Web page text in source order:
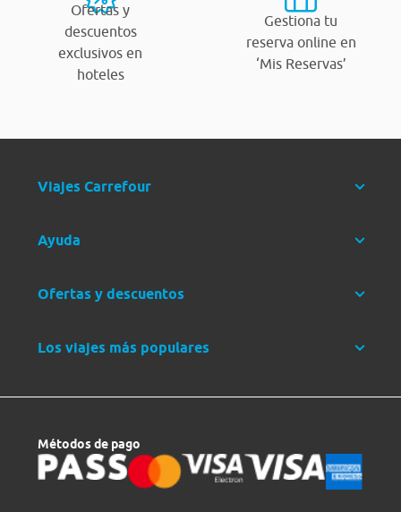
Ofertas y
descuentos
exclusivos en
hoteles
Gestiona tu
reserva online en
‘Mis Reservas’
Viajes Carrefour
Ayuda
Ofertas y descuentos
Los viajes más populares
Métodos de pago